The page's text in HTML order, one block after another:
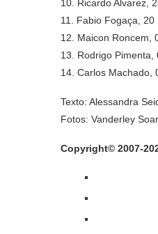
10. Ricardo Alvarez,
11. Fabio Fogaça, 20
12. Maicon Roncem,
13. Rodrigo Pimenta,
14. Carlos Machado,
Texto: Alessandra
Fotos: Vanderley
Copyright© 2007-